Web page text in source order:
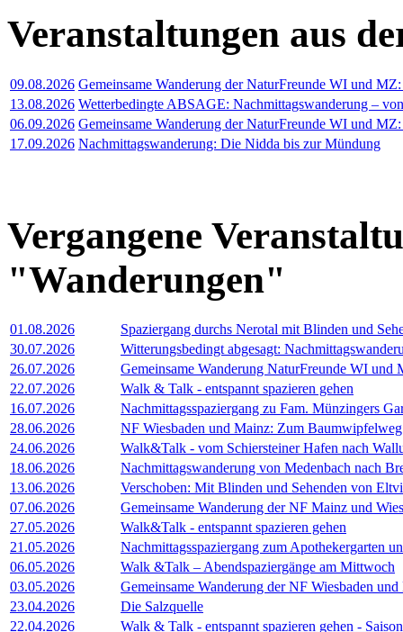
Veranstaltungen aus
09.08.2026 Gemeinsame Wanderung der NaturFreunde WI und
13.08.2026 Wetterbedingte ABSAGE: Nachmittagswanderung –
06.09.2026 Gemeinsame Wanderung der NaturFreunde WI und
17.09.2026 Nachmittagswanderung: Die Nidda bis zur Mündung
Vergangene
"Wanderungen"
01.08.2026
Spaziergang durchs Nerotal mit Blinden und
30.07.2026
Witterungsbedingt abgesagt:
26.07.2026
Gemeinsame Wanderung NaturFreunde WI
22.07.2026
Walk & Talk - entspannt spazieren gehen
16.07.2026
Nachmittagsspaziergang zu Fam. Münzingers
28.06.2026
NF Wiesbaden und Mainz: Zum
24.06.2026
Walk&Talk - vom Schiersteiner Hafen nach
18.06.2026
Nachmittagswanderung von Medenbach nach
13.06.2026
Verschoben: Mit Blinden und Sehenden von
07.06.2026
Gemeinsame Wanderung der NF Mainz und
27.05.2026
Walk&Talk - entspannt spazieren gehen
21.05.2026
Nachmittagsspaziergang zum Apothekergarten
06.05.2026
Walk &Talk – Abendspaziergänge am Mittwoch
03.05.2026
Gemeinsame Wanderung der NF Wiesbaden
23.04.2026
Die Salzquelle
22.04.2026
Walk & Talk - entspannt spazieren gehen -